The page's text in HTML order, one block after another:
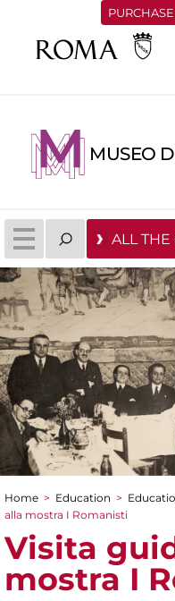
PURCHASE
MUSEO
ALL
You are here
Home > Education >
alla mostra I Romanisti
Visita
mostra I